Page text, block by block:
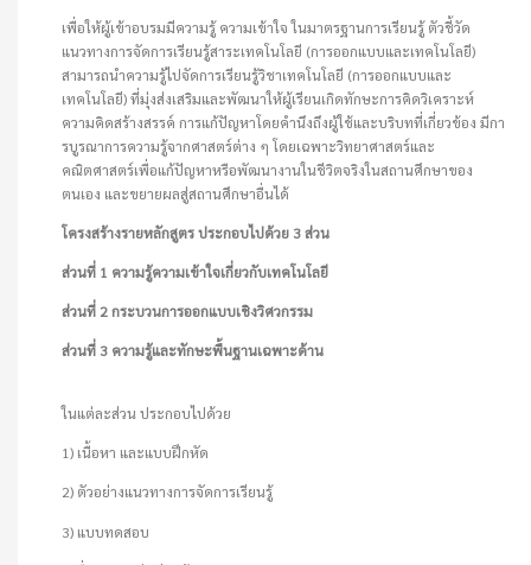
เพื่อให้ผู้เข้าอบรมมีความรู้ ความเข้าใจ ในมาตรฐานการเรียนรู้ ตัวชี้วัด
แนวทางการจัดการเรียนรู้สาระเทคโนโลยี (การออกแบบและเทคโนโลยี)
สามารถนำความรู้ไปจัดการเรียนรู้วิชาเทคโนโลยี (การออกแบบและ
เทคโนโลยี) ที่มุ่งส่งเสริมและพัฒนาให้ผู้เรียนเกิดทักษะการคิดวิเคราะห์
ความคิดสร้างสรรค์ การแก้ปัญหาโดยคำนึงถึงผู้ใช้และบริบทที่เกี่ยวข้อง มีกา
รบูรณาการความรู้จากศาสตร์ต่าง ๆ โดยเฉพาะวิทยาศาสตร์และ
คณิตศาสตร์เพื่อแก้ปัญหาหรือพัฒนางานในชีวิตจริงในสถานศึกษาของ
ตนเอง และขยายผลสู่สถานศึกษาอื่นได้
โครงสร้างรายหลักสูตรประกอบไปด้วย 3 ส่วน
ส่วนที่ 1 ความรู้ความเข้าใจเกี่ยวกับเทคโนโลยี
ส่วนที่ 2 กระบวนการออกแบบเชิงวิศวกรรม
ส่วนที่ 3 ความรู้และทักษะพื้นฐานเฉพาะด้าน
ในแต่ละส่วน ประกอบไปด้วย
1) เนื้อหา และแบบฝึกหัด
2) ตัวอย่างแนวทางการจัดการเรียนรู้
3) แบบทดสอบ